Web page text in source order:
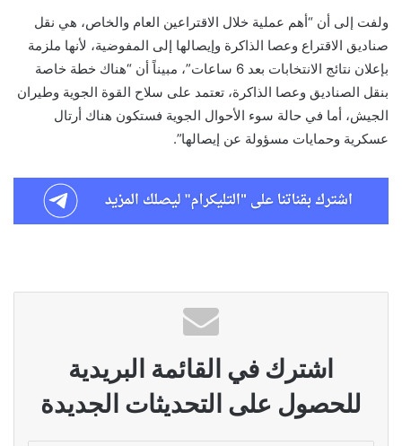
ولفت إلى أن “أهم عملية خلال الاقتراعين العام والخاص، هي نقل
صناديق الاقتراع وعصا الذاكرة وإيصالها إلى المفوضية، لأنها ملزمة
بإعلان نتائج الانتخابات بعد 6 ساعات”، مبيناً أن “هناك خطة خاصة
بنقل الصناديق وعصا الذاكرة، تعتمد على سلاح القوة الجوية وطيران
الجيش، أما في حالة سوء الأحوال الجوية فستكون هناك أرتال
عسكرية وحمايات مسؤولة عن إيصالها”.
اشترك في القائمة البريدية
للحصول على التحديثات الجديدة